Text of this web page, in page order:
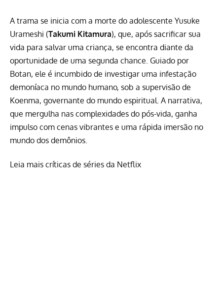
A trama se inicia com a morte do adolescente Yusuke
Urameshi (Takumi Kitamura), que, após sacrificar sua
vida para salvar uma criança, se encontra diante da
oportunidade de uma segunda chance. Guiado por
Botan, ele é incumbido de investigar uma infestação
demoníaca no mundo humano, sob a supervisão de
Koenma, governante do mundo espiritual. A narrativa,
que mergulha nas complexidades do pós-vida, ganha
impulso com cenas vibrantes e uma rápida imersão no
mundo dos demônios.
Leia mais críticas de séries da Netflix